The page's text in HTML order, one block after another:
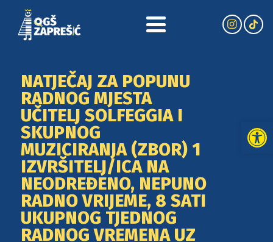
NATJEČAJ ZA POPUNU
RADNOG MJESTA
UČITELJ SOLFEGGIA I
SKUPNOG
MUZICIRANJA (ZBOR) 1
IZVRŠITELJ/ICA NA
NEODREĐENO, NEPUNO
RADNO VRIJEME, 8 SATI
UKUPNOG TJEDNOG
RADNOG VREMENA UZ